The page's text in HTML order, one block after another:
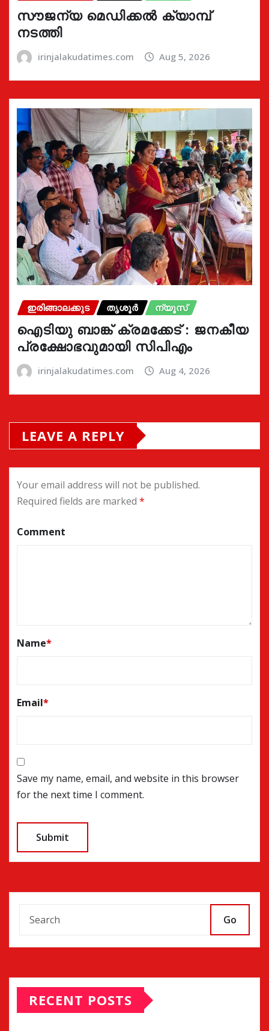
സൗജന്യ മെഡിക്കൽ ക്യാമ്പ്
നടത്തി
irinjalakudatimes.com Aug 5, 2026
ഇരിങ്ങാലക്കുട തൃശൂർ ന്യൂസ്
ഐടിയു ബാങ്ക് ക്രമക്കേട് : ജനകീയ
പ്രക്ഷോഭവുമായി സിപിഎം
irinjalakudatimes.com Aug 4, 2026
LEAVE A REPLY
Your email address will not be published.
Required fields are marked *
Comment
Name*
Email*
Save my name, email, and website in this browser
for the next time I comment.
Go
RECENT POSTS